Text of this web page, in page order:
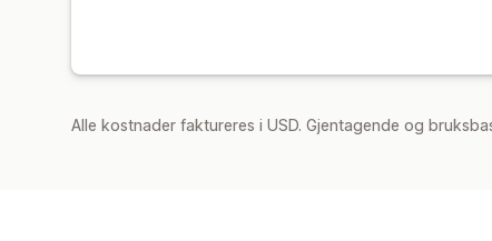
Alle kostnader faktureres i USD. Gjentagende og